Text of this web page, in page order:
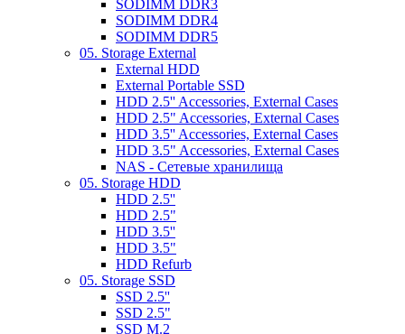
SODIMM DDR3
SODIMM DDR4
SODIMM DDR5
05. Storage External
External HDD
External Portable SSD
HDD 2.5'' Accessories, External Cases
HDD 2.5" Accessories, External Cases
HDD 3.5'' Accessories, External Cases
HDD 3.5" Accessories, External Cases
NAS - Сетевые хранилища
05. Storage HDD
HDD 2.5''
HDD 2.5"
HDD 3.5''
HDD 3.5"
HDD Refurb
05. Storage SSD
SSD 2.5''
SSD 2.5"
SSD M.2